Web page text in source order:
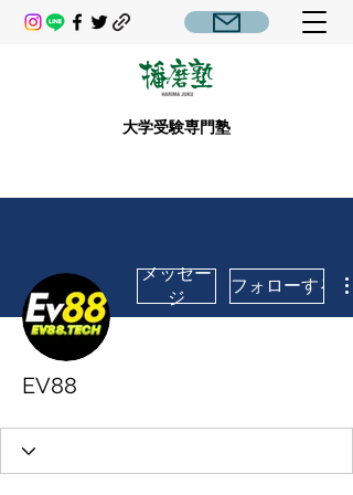
大学受験専門塾
メッセー
ジ
フォローする
EV88